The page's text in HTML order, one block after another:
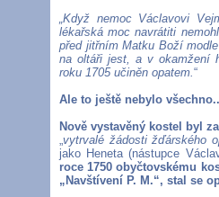
„Když nemoc Václavovi
lékařská moc navrátiti
před jitřním Matku Boží
na oltáři jest, a v okamžení
roku 1705 učiněn opatem.“
Ale to ještě nebylo
Nově vystavěný kostel byl
„vytrvalé žádosti žďárského
jako Heneta (nástupce
roce 1750 obyčtovskému
„Navštívení P. M.“, stal se